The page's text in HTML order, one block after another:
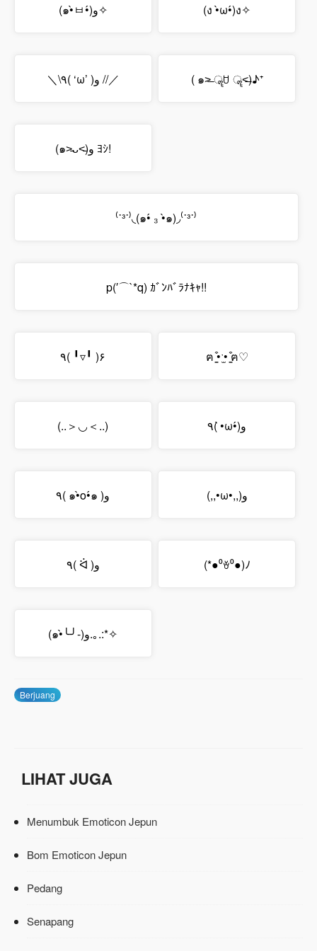
(๑•̀ㅂ•́)و✧ (ง •̀ω•́)ง✧
＼\٩( ‘ω’ )و //／ ( ๑˃̶ ॣꇴ ॣ˂̶)♪⁺
(๑˃̵ᴗ˂̵)و ﾖｼ!
⁽˙³˙⁾◟(๑•́ ₃ •̀๑)◞⁽˙³˙⁾
p(′⌒`*q) ｶﾞﾝﾊﾞﾗﾅｷｬ!!
٩( ╹▿╹ )۶ ฅ ̳͒•ˑ̫• ̳͒ฅ♡
(..＞◡＜..) ٩( •̀ω•́)و
٩( ๑•̀o•́๑ )و (,,•ω•,,)و
٩( ᐛ )و (*●⁰ꈊ⁰●)ﾉ
(๑•̀╰╯-)و.｡.:*✧
Berjuang
LIHAT JUGA
Menumbuk Emoticon Jepun
Bom Emoticon Jepun
Pedang
Senapang